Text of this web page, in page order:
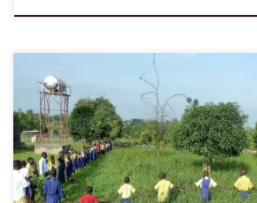
Ulrich Schmitz-Hövener,
Hilfe St. Mauritz, war vor kurzem in
von seiner Reise: Mit herzlichen
Partnergemeinde St. Mauritz Obiya
im Gepäck bin ich wieder im nasskalten